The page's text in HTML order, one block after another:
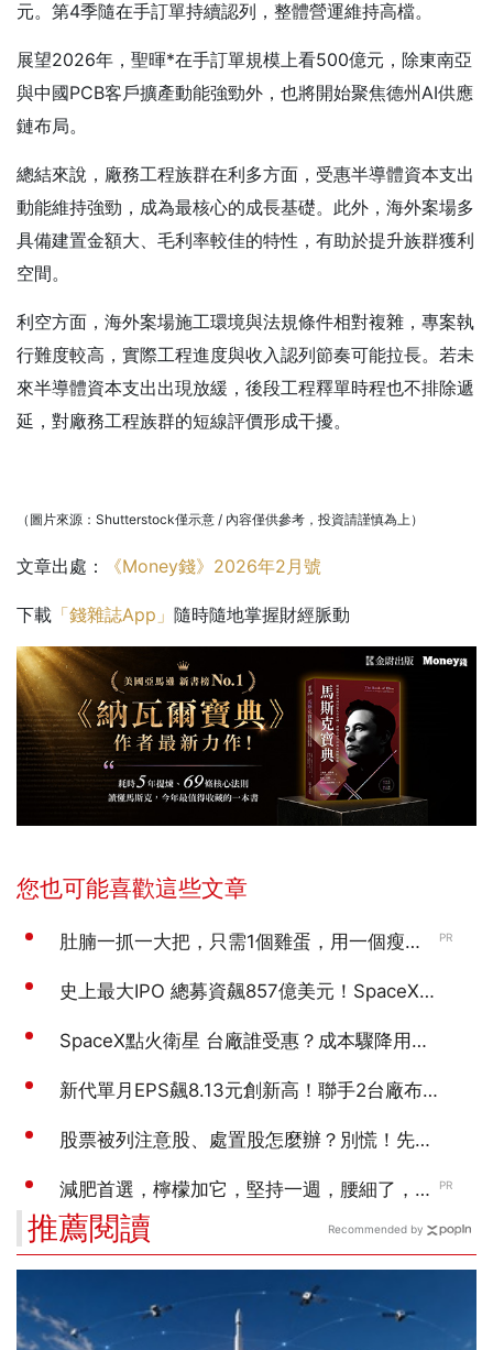
元。第4季隨在手訂單持續認列，整體營運維持高檔。
展望2026年，聖暉*在手訂單規模上看500億元，除東南亞
與中國PCB客戶擴產動能強勁外，也將開始聚焦德州AI供應
鏈布局。
總結來說，廠務工程族群在利多方面，受惠半導體資本支出
動能維持強勁，成為最核心的成長基礎。此外，海外案場多
具備建置金額大、毛利率較佳的特性，有助於提升族群獲利
空間。
利空方面，海外案場施工環境與法規條件相對複雜，專案執
行難度較高，實際工程進度與收入認列節奏可能拉長。若未
來半導體資本支出出現放緩，後段工程釋單時程也不排除遞
延，對廠務工程族群的短線評價形成干擾。
（圖片來源：Shutterstock僅示意 / 內容僅供參考，投資請謹慎為上）
文章出處： 《Money錢》2026年2月號
下載 「錢雜誌App」 隨時隨地掌握財經脈動
推薦閱讀 Recommended by